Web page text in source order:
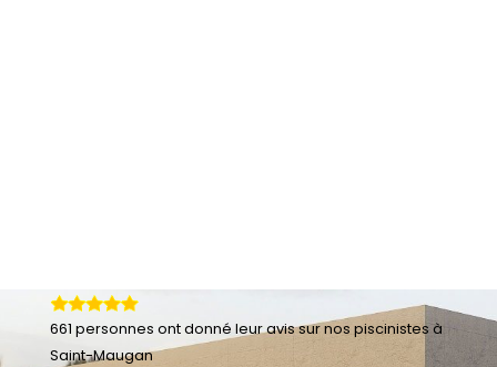
661 personnes ont donné leuravis sur nos piscinistes à
Saint-Maugan